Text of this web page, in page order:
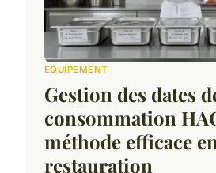
EQUIPEMENT
Gestion des dates
consommation
méthode efficace en
restauration